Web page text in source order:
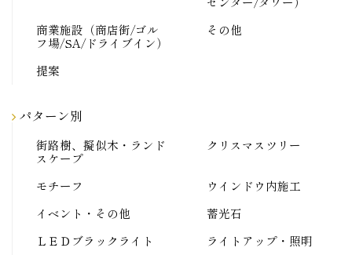
商業施設（商店街/ゴル
フ場/SA/ドライブイン）
その他
提案
パターン別
街路樹、擬似木・ランド
スケープ
クリスマスツリー
モチーフ
ウインドウ内施工
イベント・その他
蓄光石
ＬＥＤブラックライト
ライトアップ・照明